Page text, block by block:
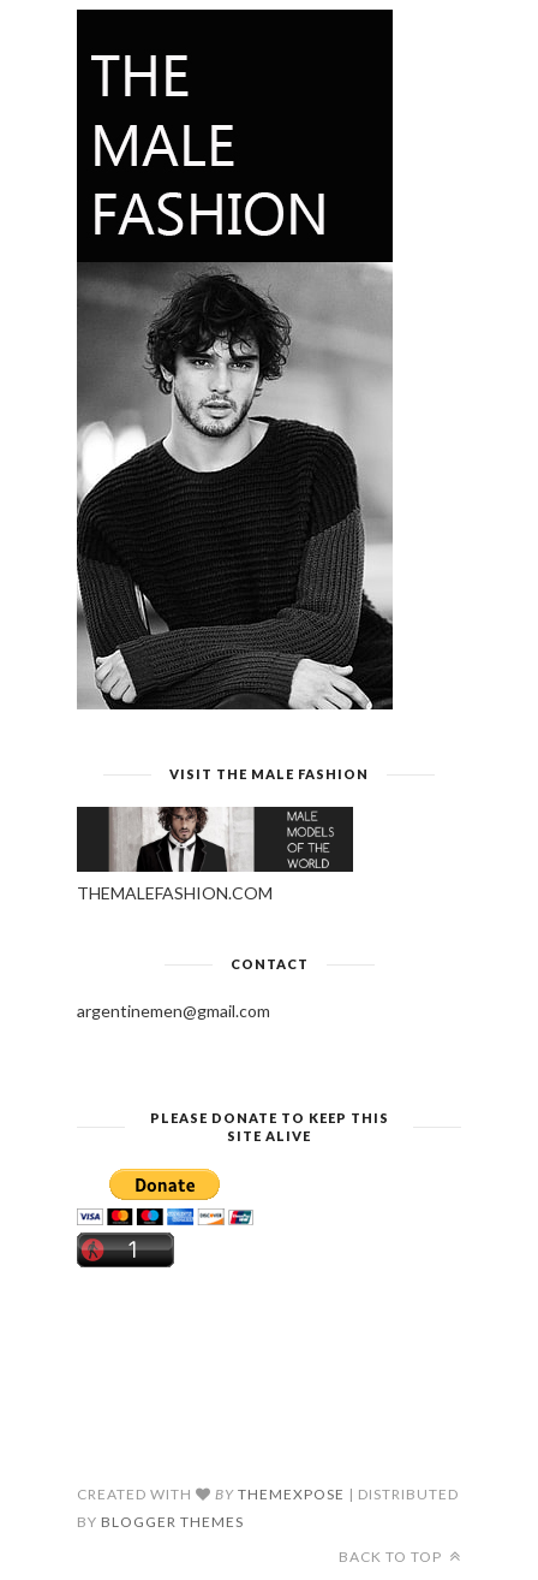
VISIT THE MALE FASHION
THEMALEFASHION.COM
CONTACT
argentinemen@gmail.com
PLEASE DONATE TO KEEP THIS
SITE ALIVE
CREATED WITH BY THEMEXPOSE | DISTRIBUTED
BY BLOGGER THEMES
BACK TO TOP